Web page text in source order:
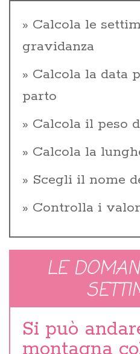
Calcola le
gravidanza
Calcola la data
parto
Calcola il peso
Calcola la
Scegli il nome
Controlla i
LE
Si può